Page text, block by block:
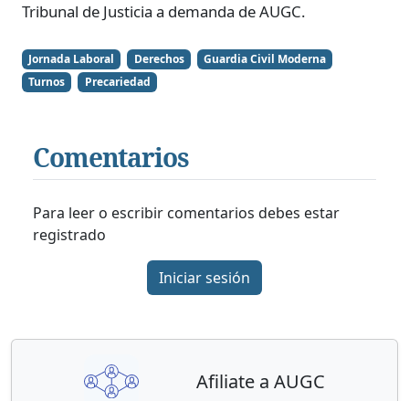
Tribunal de Justicia a demanda de AUGC.
Jornada Laboral Derechos
Guardia Civil Moderna
Turnos
Precariedad
Comentarios
Para leer o escribir comentarios debes estar
registrado
Iniciar sesión
Afiliate a AUGC